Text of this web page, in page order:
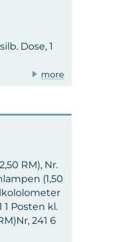
Dose, 1
more
RM), Nr.
(1,50
1 Posten kl.
241 6